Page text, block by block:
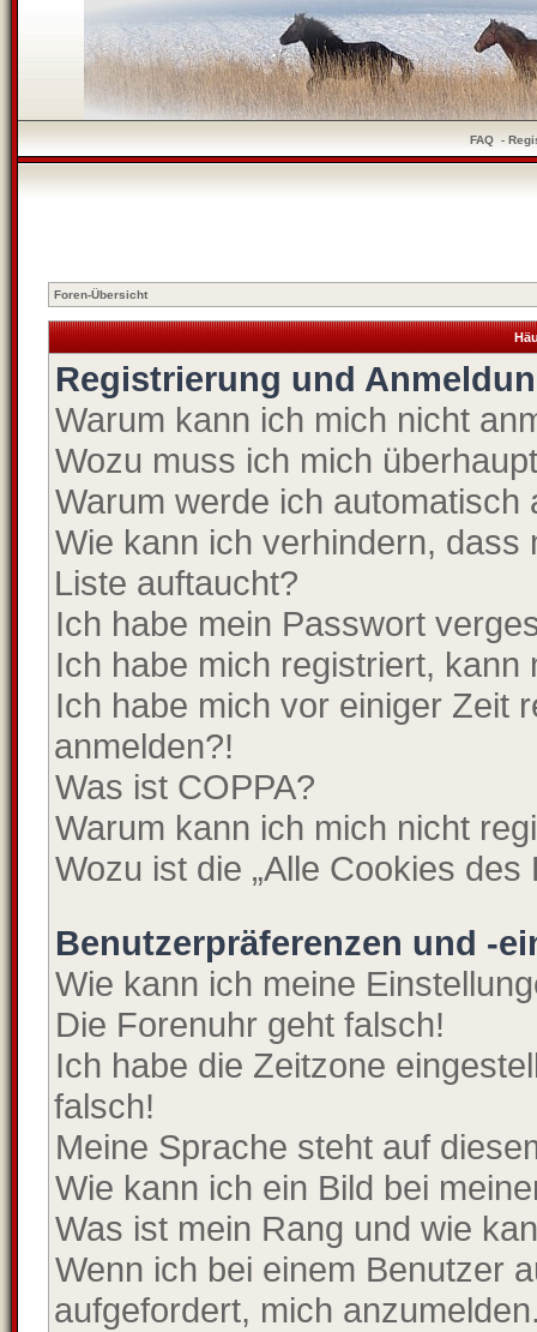
FAQ -
Foren-Übersicht
Registrierung und
Warum kann ich mich nicht
Wozu muss ich mich
Warum werde ich automatisch
Wie kann ich verhindern,
Liste auftaucht?
Ich habe mein Passwort
Ich habe mich registriert,
Ich habe mich vor einiger Zeit
anmelden?!
Was ist COPPA?
Warum kann ich mich nicht
Wozu ist die „Alle Cookies
Benutzerpräferenzen und -
Wie kann ich meine
Die Forenuhr geht falsch!
Ich habe die Zeitzone
falsch!
Meine Sprache steht auf
Wie kann ich ein Bild bei
Was ist mein Rang und wie
Wenn ich bei einem Benutzer
aufgefordert, mich